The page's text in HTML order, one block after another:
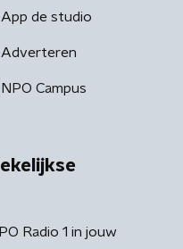
App de studio
Adverteren
NPO Campus
Radio 1 in jouw